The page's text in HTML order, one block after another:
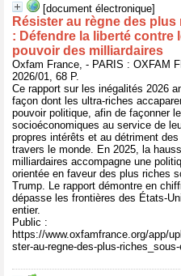
[document électronique]
Résister au règne des plus
: Défendre la liberté contre
pouvoir des milliardaires
Oxfam France, - PARIS : OXFAM
2026/01, 68 P.
Ce rapport sur les inégalités 2026
façon dont les ultra-riches
pouvoir politique, afin de façonner
socioéconomiques au service de
propres intérêts et au détriment
travers le monde. En 2025, la
milliardaires accompagne une
orientée en faveur des plus riches
Trump. Le rapport démontre en
dépasse les frontières des États-
entier.
Public :
https://www.oxfamfrance.org/app/
ster-au-regne-des-plus-